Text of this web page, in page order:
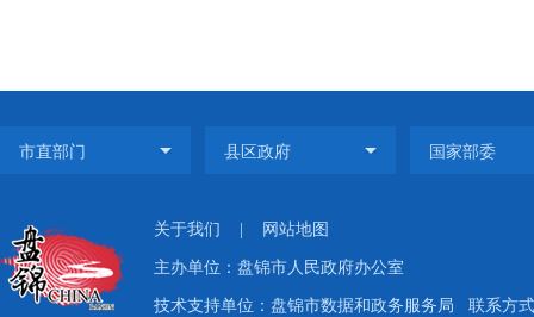
关于我们 网站地图
主办单位：盘锦市人民政府办公室
技术支持单位：盘锦市数据和政务服务局 联系方